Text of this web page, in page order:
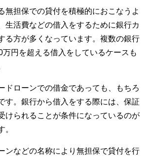
無担保での貸付を積極的におこなうよ
生活費などの借入をするために銀行カ
る方が多くなっています。複数の銀行
万円を超える借入をしているケースも
ドローンでの借金であっても、もちろ
す。銀行から借入をする際には、保証
けられることが条件になっているのが
。
ンなどの名称により無担保で貸付を行